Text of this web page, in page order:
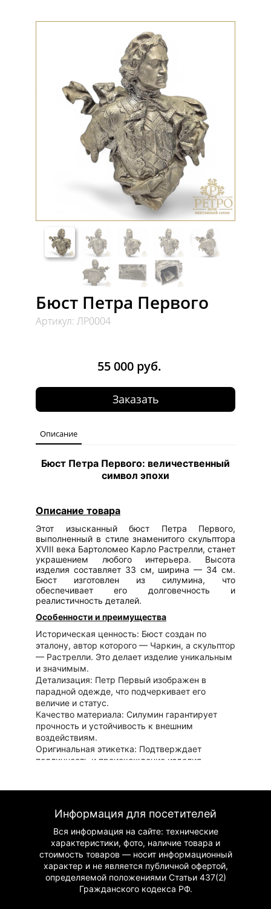
Бюст Петра Первого
Артикул: ЛР0004
55 000 руб.
Заказать
Описание
Бюст Петра Первого: величественный
символ эпохи
Описание товара
Этот изысканный бюст Петра Первого,
выполненный в стиле знаменитого скульптора
XVIII века Бартоломео Карло Растрелли, станет
украшением любого интерьера. Высота
изделия составляет 33 см, ширина — 34 см.
Бюст изготовлен из силумина, что
обеспечивает его долговечность и
реалистичность деталей.
Особенности и преимущества
Историческая ценность: Бюст создан по
эталону, автор которого — Чаркин, а скульптор
— Растрелли. Это делает изделие уникальным
и значимым.
Детализация: Петр Первый изображен в
парадной одежде, что подчеркивает его
величие и статус.
Качество материала: Силумин гарантирует
прочность и устойчивость к внешним
воздействиям.
Оригинальная этикетка: Подтверждает
подлинность и происхождение изделия.
ценителей искусства. Он подчеркнет ваш вкус
и уважение к великим личностям прошлого.
Информация для посетителей
Вся информация на сайте: технические
характеристики, фото, наличие товара и
стоимость товаров — носит информационный
характер и не является публичной офертой,
определяемой положениями Статьи 437(2)
Гражданскогокодекса РФ.